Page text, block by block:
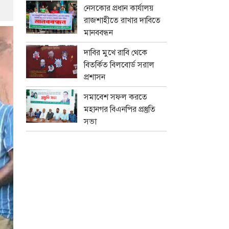
নেসকোর প্রধান কার্যালয়
রাজশাহীতে রাখার দাবিতে
মানববন্ধন
দাবির মুখে রাবি থেকে
বিতর্কিত বিলবোর্ড সরাল
প্রশাসন
সমাবেশ সফল করতে
মহানগর বিএনপির প্রস্তুতি
সভা